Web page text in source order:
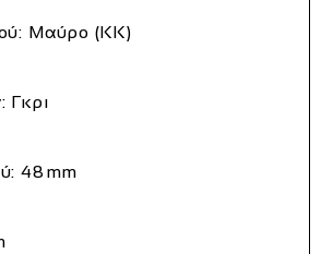
Μαύρο (KK)
Γκρι
48 mm